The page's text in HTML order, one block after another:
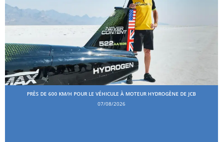
PRÈS DE 600 KM/H POUR LE VÉHICULE À MOTEUR HYDROGÈNE DE JCB
07/08/2026